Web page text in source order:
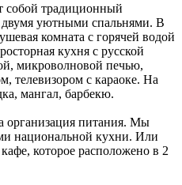
собой традиционный
двумя уютными спальнями. В
комната с горячей водой
кухня с русской
микроволновой печью,
телевизором с караоке. На
мангал, барбекю.
организация питания. Мы
национальной кухни. Или
которое расположено в 2